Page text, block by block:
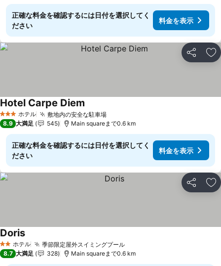
正確な料金を確認するには日付を選択してく
ださい
料金を表示
シェア お
3 ホテルのランク
ホテル 敷地内の安全な駐車場
Hotel Carpe Diem
8.9 大満足 545 Main squareまで0.6 km
正確な料金を確認するには日付を選択してく
ださい
料金を表示
シェア お
2 ホテルのランク
ホテル 季節限定屋外スイミングプール
Doris
8.7 大満足 328 Main squareまで0.6 km